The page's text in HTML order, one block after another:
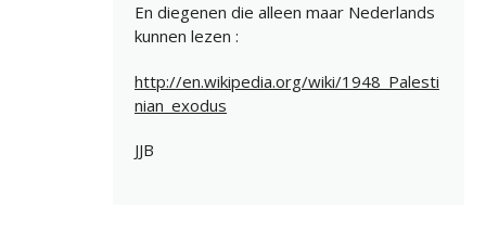
En diegenen die alleen maar Nederlands
kunnen lezen :
http://en.wikipedia.org/wiki/1948_Palesti
nian_exodus
JJB